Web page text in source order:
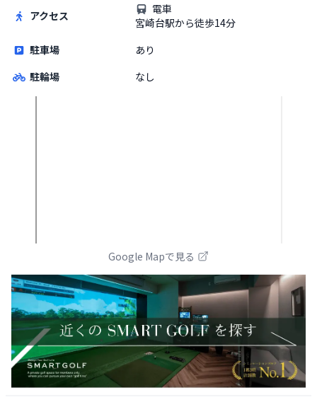
アクセス
電車
宮崎台駅から徒歩14分
駐車場
あり
駐輪場
なし
Google Mapで見る